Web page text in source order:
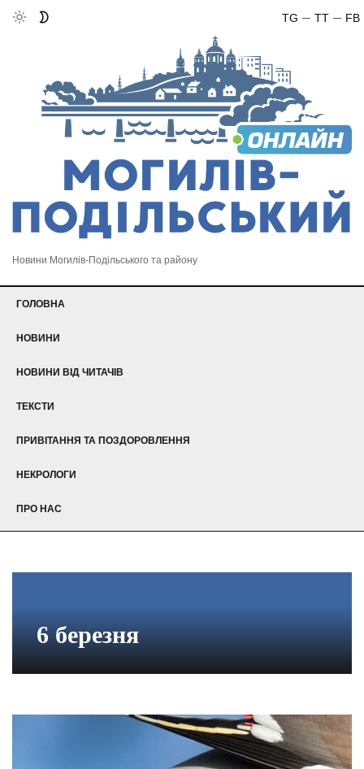
FB
TT
TG
Новини Могилів-Подільського та району
ГОЛОВНА
НОВИНИ
НОВИНИ ВІД ЧИТАЧІВ
ТЕКСТИ
ПРИВІТАННЯ ТА ПОЗДОРОВЛЕННЯ
НЕКРОЛОГИ
ПРО НАС
6 березня